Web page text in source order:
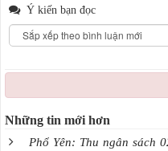
Ý kiến bạn đọc
Những tin mới hơn
Phổ Yên: Thu ngân sách